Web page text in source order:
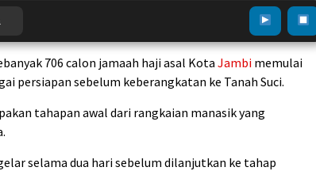
706 calon jamaah haji asal Kota Jambi memulai
persiapan sebelum keberangkatan ke Tanah Suci.
tahapan awal dari rangkaian manasik yang
selama dua hari sebelum dilanjutkan ke tahap